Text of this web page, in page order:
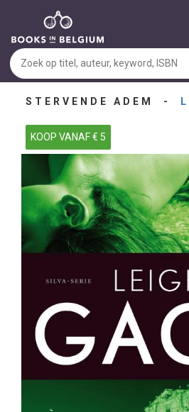
STERVENDE ADEM -
KOOP VANAF € 5